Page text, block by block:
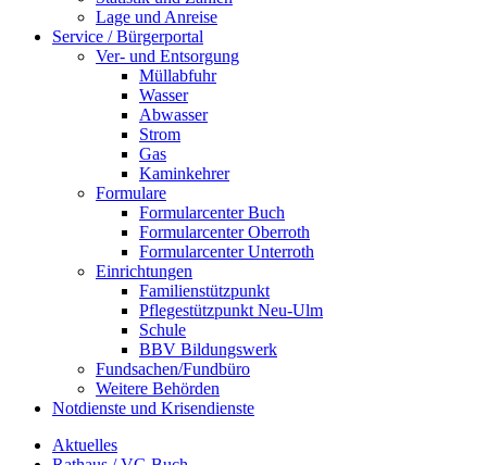
Lage und Anreise
Service / Bürgerportal
Ver- und Entsorgung
Müllabfuhr
Wasser
Abwasser
Strom
Gas
Kaminkehrer
Formulare
Formularcenter Buch
Formularcenter Oberroth
Formularcenter Unterroth
Einrichtungen
Familienstützpunkt
Pflegestützpunkt Neu-Ulm
Schule
BBV Bildungswerk
Fundsachen/Fundbüro
Weitere Behörden
Notdienste und Krisendienste
Aktuelles